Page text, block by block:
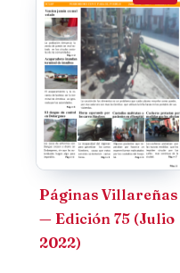
Páginas Villareñas
— Edición 75 (Julio
2022)